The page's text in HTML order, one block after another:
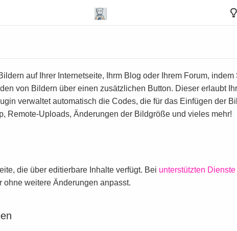
auf Ihrer Internetseite, Ihrm Blog oder Ihrem Forum,
von Bildern über einen zusätzlichen Button. Dieser erlaubt
verwaltet automatisch die Codes, die für das Einfügen der
Remote-Uploads, Änderungen der Bildgröße und vieles mehr!
die über editierbare Inhalte verfügt. Bei unterstützten Dienste
ohne weitere Änderungen anpasst.